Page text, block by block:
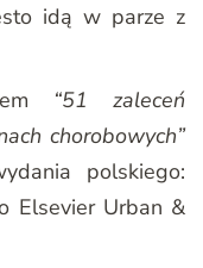
idą w parze z
“51 zaleceń
chorobowych”
polskiego:
Elsevier Urban &